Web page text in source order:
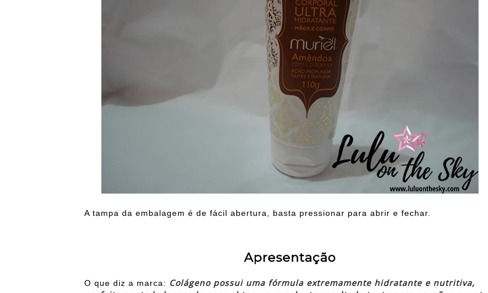
A tampa da embalagem é de fácil abertura, basta pressionar para abrir e fechar.
Apresentação
O que diz a marca: Colágeno possui uma fórmula extremamente hidratante e nutritiva,